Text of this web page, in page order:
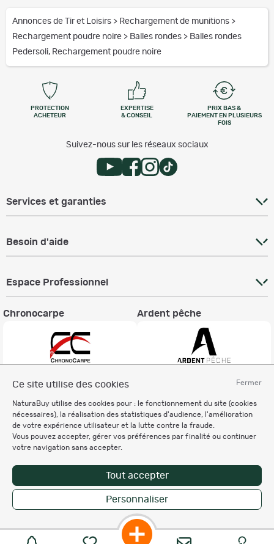
Fermer
Ce site utilise des cookies
NaturaBuy utilise des cookies pour : le fonctionnement du site (cookies
nécessaires), la réalisation des statistiques d'audience, l'amélioration
de votre expérience utilisateur et la lutte contre la fraude.
Vous pouvez accepter, gérer vos préférences par finalité ou continuer
votre navigation sans accepter.
Tout accepter
Personnaliser
Annonces de Tir et Loisirs > Rechargement de munitions >
Rechargement poudre noire > Balles rondes > Balles rondes
Pedersoli, Rechargement poudre noire
PROTECTION
ACHETEUR
EXPERTISE
& CONSEIL
PRIX BAS &
PAIEMENT EN PLUSIEURS
FOIS
Suivez-nous sur les réseaux sociaux
Services et garanties
Besoin d'aide
Espace Professionnel
Chronocarpe Ardent pêche
Charte éthique
Mentions légales
Règlement & Conditions d'utilisation
Politique de protection
des données personnelles
Personnalisation des cookies
Copyright © 2007-2026 NaturaBuy. Tous droits réservés. N°CNIL: 1239459.
Les marques commerciales mentionnées appartiennent à leurs propriétaires
respectifs in 0.064 s
Suggestions de recherche